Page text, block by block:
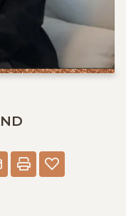
mail
Print